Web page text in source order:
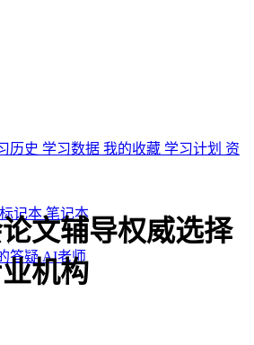
历史 学习数据 我的收藏 学习计划 资
标记本笔记本
答疑AI老师
文辅导权威选择
机构